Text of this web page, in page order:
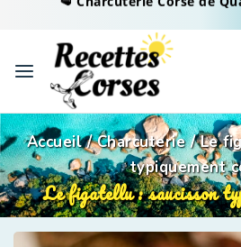
Accueil / Charcuterie / Le
typiquement
Le figatellu : saucisson